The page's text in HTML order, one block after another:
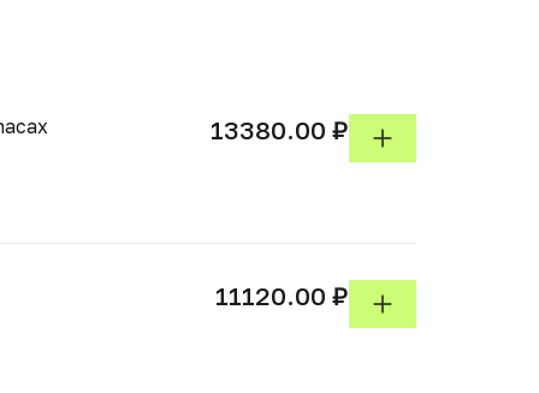
13380.00 ₽
11120.00 ₽